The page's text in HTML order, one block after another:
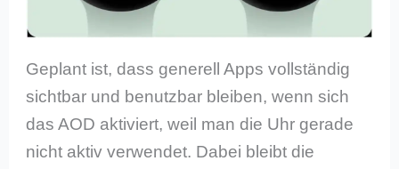
Geplant ist, dass generell Apps vollständig
sichtbar und benutzbar bleiben, wenn sich
das AOD aktiviert, weil man die Uhr gerade
nicht aktiv verwendet. Dabei bleibt die